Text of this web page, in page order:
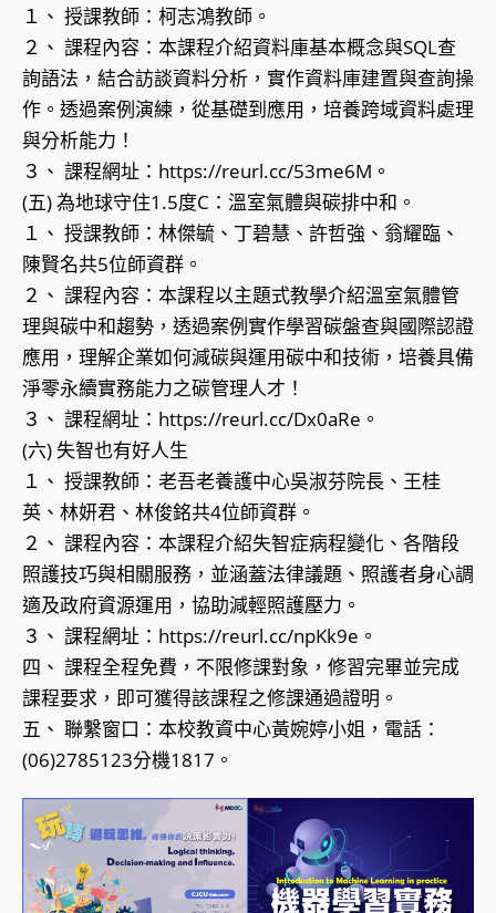
１、 授課教師：柯志鴻教師。
２、 課程內容：本課程介紹資料庫基本概念與SQL查
詢語法，結合訪談資料分析，實作資料庫建置與查詢操
作。透過案例演練，從基礎到應用，培養跨域資料處理
與分析能力！
３、 課程網址：https://reurl.cc/53me6M。
(五) 為地球守住1.5度C：溫室氣體與碳排中和。
１、 授課教師：林傑毓、丁碧慧、許哲強、翁耀臨、
陳賢名共5位師資群。
２、 課程內容：本課程以主題式教學介紹溫室氣體管
理與碳中和趨勢，透過案例實作學習碳盤查與國際認證
應用，理解企業如何減碳與運用碳中和技術，培養具備
淨零永續實務能力之碳管理人才！
３、 課程網址：https://reurl.cc/Dx0aRe。
(六) 失智也有好人生
１、 授課教師：老吾老養護中心吳淑芬院長、王桂
英、林妍君、林俊銘共4位師資群。
２、 課程內容：本課程介紹失智症病程變化、各階段
照護技巧與相關服務，並涵蓋法律議題、照護者身心調
適及政府資源運用，協助減輕照護壓力。
３、 課程網址：https://reurl.cc/npKk9e。
四、 課程全程免費，不限修課對象，修習完畢並完成
課程要求，即可獲得該課程之修課通過證明。
五、 聯繫窗口：本校教資中心黃婉婷小姐，電話：
(06)2785123分機1817。